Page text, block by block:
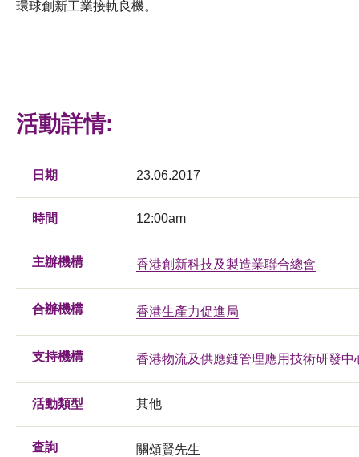
環球創新工業接軌良機。
活動詳情:
日期 23.06.2017
時間 12:00am
主辦機構 香港創新科技及製造業聯合總會
合辦機構 香港生產力促進局
支持機構 香港物流及供應鏈管理應用技術研發中
活動類型 其他
查詢
關頌賢先生